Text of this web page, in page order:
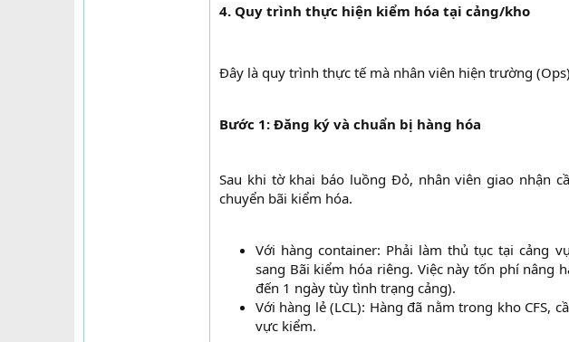
4. Quy trình thực hiện kiểm hóa tại cảng/kho
Đây là quy trình thực tế mà nhân viên hiện trường
Bước 1: Đăng ký và chuẩn bị hàng hóa
Sau khi tờ khai báo luồng Đỏ, nhân viên giao nhận
chuyển bãi kiểm hóa.
Với hàng container: Phải làm thủ tục tại cảng
sang Bãi kiểm hóa riêng. Việc này tốn phí nâng
đến 1 ngày tùy tình trạng cảng).​
Với hàng lẻ (LCL): Hàng đã nằm trong kho CFS,
vực kiểm.​